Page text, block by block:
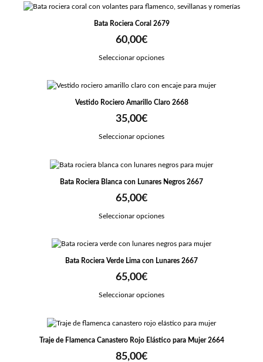
Bata Rociera Coral 2679
60,00€
Seleccionar opciones
Vestido Rociero Amarillo Claro 2668
35,00€
Seleccionar opciones
Bata Rociera Blanca con Lunares Negros 2667
65,00€
Seleccionar opciones
Bata Rociera Verde Lima con Lunares 2667
65,00€
Seleccionar opciones
Traje de Flamenca Canastero Rojo Elástico para Mujer 2664
85,00€